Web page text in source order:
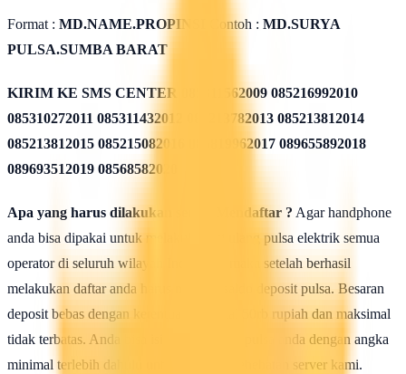
Format : MD.NAME.PROPINSI Contoh : MD.SURYA
PULSA.SUMBA BARAT
KIRIM KE SMS CENTER
085311562009 085216992010
085310272011 085311432012 085213782013 085213812014
085213812015 085215082016 085819962017 089655892018
089693512019 08568582020
Apa yang harus dilakukan seusai Mendaftar ? Agar handphone
anda bisa dipakai untuk melakukan isi ulang pulsa elektrik semua
operator di seluruh wilayah Indonesia, maka setelah berhasil
melakukan daftar anda harus mengisi saldo deposit pulsa. Besaran
deposit bebas dengan ketentuan minimal 50rb rupiah dan maksimal
tidak terbatas. Anda bisa isi deposit saldo pulsa anda dengan angka
minimal terlebih dahulu untuk uji coba kehebatan server kami.